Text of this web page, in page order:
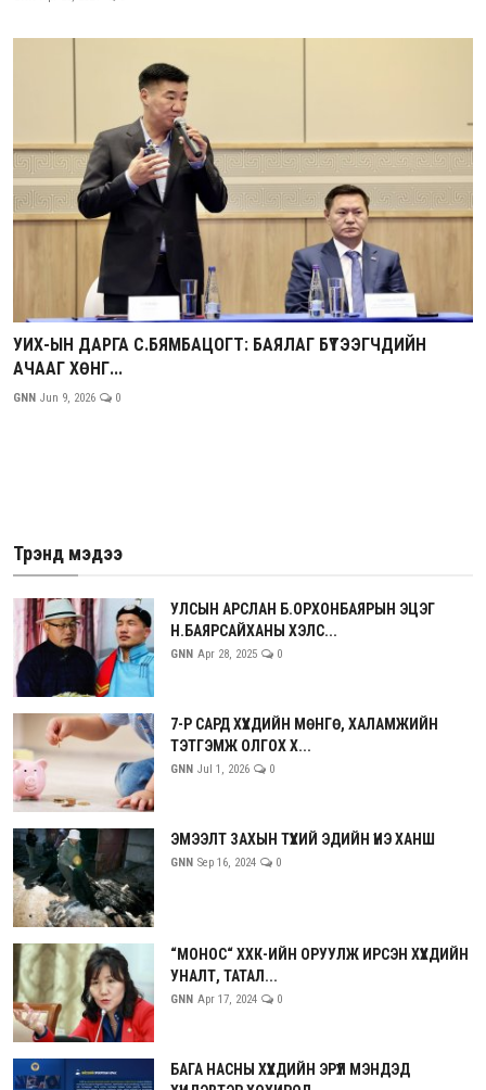
УИХ-ЫН ДАРГА С.БЯМБАЦОГТ: БАЯЛАГ БҮТЭЭГЧДИЙН
АЧААГ ХӨНГ...
GNN Jun 9, 2026 0
Трэнд мэдээ
УЛСЫН АРСЛАН Б.ОРХОНБАЯРЫН ЭЦЭГ
Н.БАЯРСАЙХАНЫ ХЭЛС...
GNN Apr 28, 2025 0
7-Р САРД ХҮҮХДИЙН МӨНГӨ, ХАЛАМЖИЙН
ТЭТГЭМЖ ОЛГОХ Х...
GNN Jul 1, 2026 0
ЭМЭЭЛТ ЗАХЫН ТҮҮХИЙ ЭДИЙН ҮНЭ ХАНШ
GNN Sep 16, 2024 0
“МОНОС“ ХХК-ИЙН ОРУУЛЖ ИРСЭН ХҮҮХДИЙН
УНАЛТ, ТАТАЛ...
GNN Apr 17, 2024 0
БАГА НАСНЫ ХҮҮХДИЙН ЭРҮҮЛ МЭНДЭД